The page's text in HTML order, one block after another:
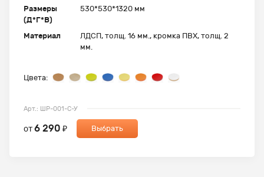
Размеры
(Д*Г*В)
530*530*1320 мм
Материал
ЛДСП, толщ. 16 мм., кромка ПВХ, толщ. 2
мм.
Цвета:
Арт.: ШР-001-С-У
от6 290 ₽ Выбрать